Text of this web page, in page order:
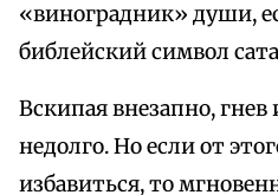
«виноградник» души,
библейский символ
Вскипая внезапно, гнев
недолго. Но если от
избавиться, то